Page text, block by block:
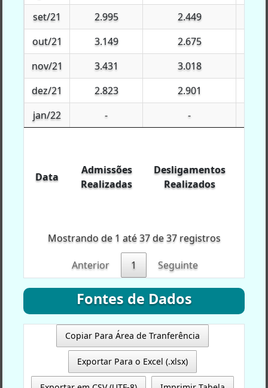
set/21
2.995 2.449
out/21
3.149 2.675
nov/21
3.431 3.018
dez/21
2.823 2.901
jan/22
- -
Data
Admissões
Realizadas
Desligamentos
Realizados
set/21
out/21
nov/21
dez/21
jan/22
Data
Mostrando de 1 até 37 de 37 registros
Anterior 1 Seguinte
Fontes de Dados
Copiar Para Área de Tranferência
Exportar Para o Excel (.xlsx)